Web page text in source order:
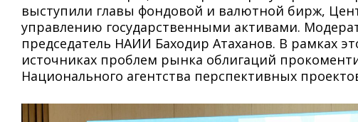
выступили главы фондовой и валютной бирж,
управлению государственными активами.
председатель НАИИ Баходир Атаханов. В рамках
источниках проблем рынка облигаций
Национального агентства перспективных